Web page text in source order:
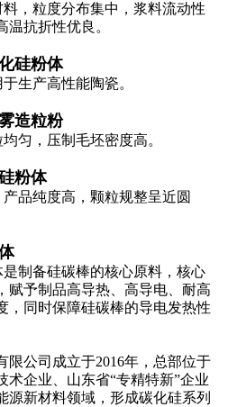
，粒度分布集中，浆料流动性
抗折性优良。
硅粉体
生产高性能陶瓷。
造粒粉
匀，压制毛坯密度高。
粉体
品纯度高，颗粒规整呈近圆
制备硅碳棒的核心原料，核心
赋予制品高导热、高导电、耐高
，同时保障硅碳棒的导电发热性
限公司成立于2016年，总部位于
术企业、山东省“专精特新”企业
源新材料领域，形成碳化硅系列